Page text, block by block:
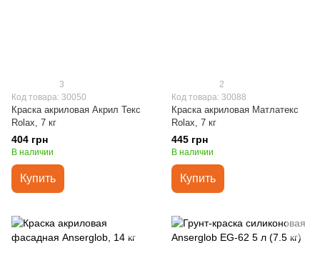
3
Код товара: 30050
Краска акриловая Акрил Текс
Rolax, 7 кг
404 грн
В наличии
Купить
2
Код товара: 30088
Краска акриловая Матлатекс
Rolax, 7 кг
445 грн
В наличии
Купить